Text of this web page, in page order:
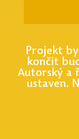
Projekt
končit
Autorský a
ustaven.